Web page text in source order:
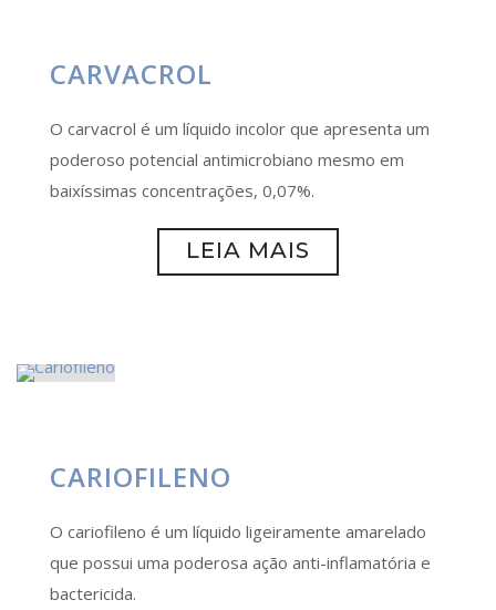
CARVACROL
O carvacrol é um líquido incolor que apresenta um
poderoso potencial antimicrobiano mesmo em
baixíssimas concentrações, 0,07%.
LEIA MAIS
CARIOFILENO
O cariofileno é um líquido ligeiramente amarelado
que possui uma poderosa ação anti-inflamatória e
bactericida.